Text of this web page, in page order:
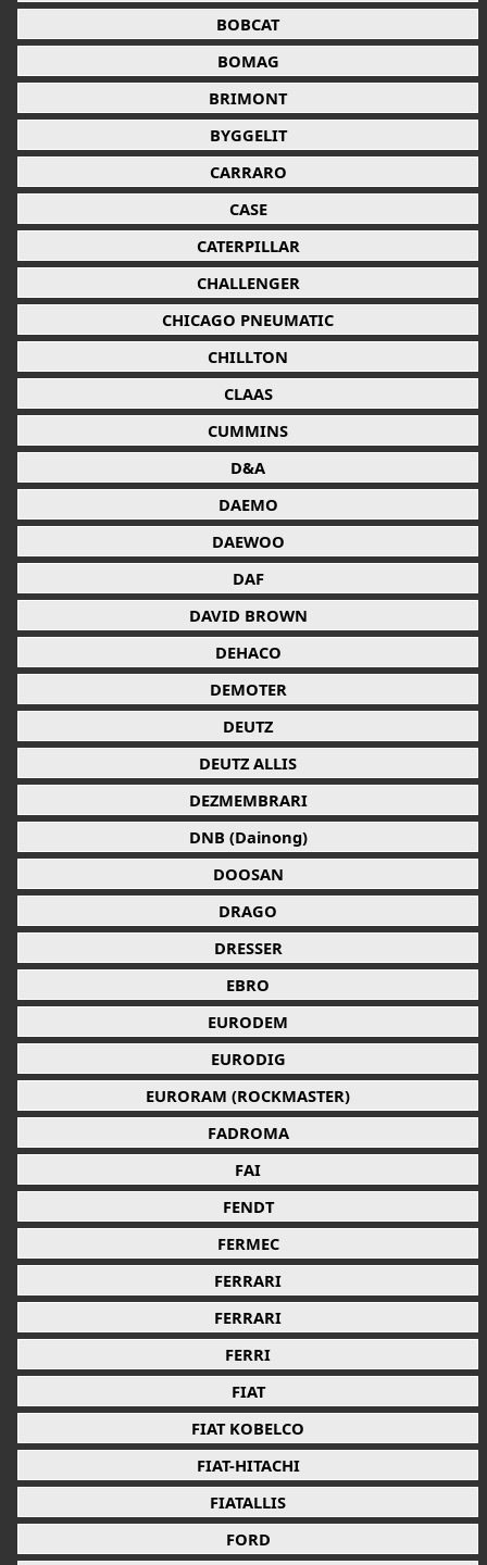
BOBCAT
BOMAG
BRIMONT
BYGGELIT
CARRARO
CASE
CATERPILLAR
CHALLENGER
CHICAGO PNEUMATIC
CHILLTON
CLAAS
CUMMINS
D&A
DAEMO
DAEWOO
DAF
DAVID BROWN
DEHACO
DEMOTER
DEUTZ
DEUTZ ALLIS
DEZMEMBRARI
DNB (Dainong)
DOOSAN
DRAGO
DRESSER
EBRO
EURODEM
EURODIG
EURORAM (ROCKMASTER)
FADROMA
FAI
FENDT
FERMEC
FERRARI
FERRARI
FERRI
FIAT
FIAT KOBELCO
FIAT-HITACHI
FIATALLIS
FORD